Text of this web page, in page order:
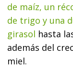
de maíz, un
de trigo y una
girasol hasta
además del
miel.